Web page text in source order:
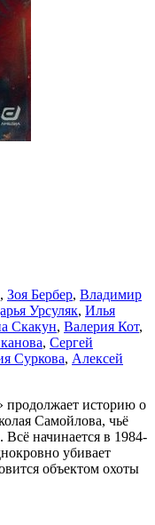
, Зоя Бербер, Владимир
Урсуляк, Илья
Скакун, Валерия Кот,
, Сергей
Суркова, Алексей
историю о
Самойлова, чьё
начинается в 1984-
убивает
объектом охоты